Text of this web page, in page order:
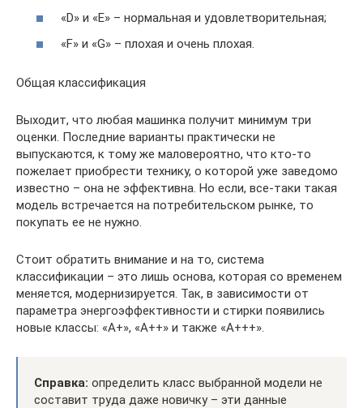
«D» и «Е» – нормальная и удовлетворительная;
«F» и «G» – плохая и очень плохая.
Общая классификация
Выходит, что любая машинка получит минимум три
оценки. Последние варианты практически не
выпускаются, к тому же маловероятно, что кто-то
пожелает приобрести технику, о которой уже заведомо
известно – она не эффективна. Но если, все-таки такая
модель встречается на потребительском рынке, то
покупать ее не нужно.
Стоит обратить внимание и на то, система
классификации – это лишь основа, которая со временем
меняется, модернизируется. Так, в зависимости от
параметра энергоэффективности и стирки появились
новые классы: «А+», «А++» и также «А+++».
Справка: определить класс выбранной модели не
составит труда даже новичку – эти данные